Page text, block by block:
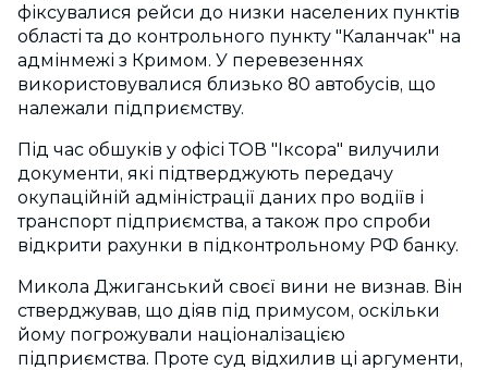
фіксувалися рейси до низки населених пунктів
області та до контрольного пункту "Каланчак" на
адмінмежі з Кримом. У перевезеннях
використовувалися близько 80 автобусів, що
належали підприємству.
Під час обшуків у офісі ТОВ "Іксора" вилучили
документи, які підтверджують передачу
окупаційній адміністрації даних про водіїв і
транспорт підприємства, а також про спроби
відкрити рахунки в підконтрольному РФ банку.
Микола Джиганський своєї вини не визнав. Він
стверджував, що діяв під примусом, оскільки
йому погрожували націоналізацією
підприємства. Проте суд відхилив ці аргументи,